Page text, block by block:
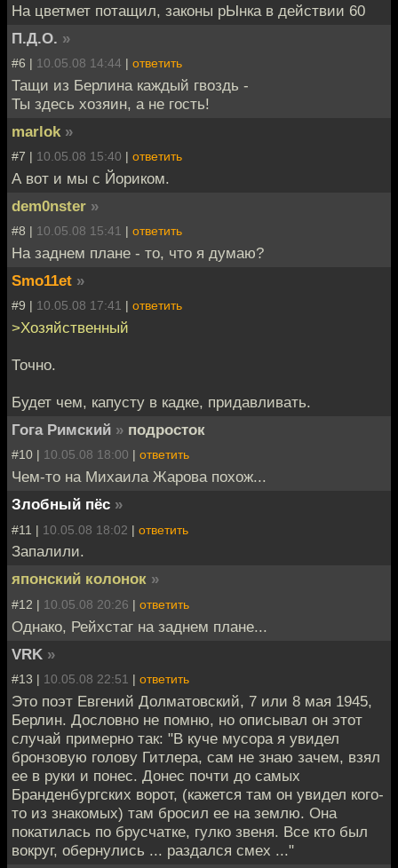
На цветмет потащил, законы рЫнка в действии 60
П.Д.О. »
#6 | 10.05.08 14:44 | ответить
Тащи из Берлина каждый гвоздь -
Ты здесь хозяин, а не гость!
marlok »
#7 | 10.05.08 15:40 | ответить
А вот и мы с Йориком.
dem0nster »
#8 | 10.05.08 15:41 | ответить
На заднем плане - то, что я думаю?
Smo11et »
#9 | 10.05.08 17:41 | ответить
>Хозяйственный
Точно.
Будет чем, капусту в кадке, придавливать.
Гога Римский » подросток
#10 | 10.05.08 18:00 | ответить
Чем-то на Михаила Жарова похож...
Злобный пёс »
#11 | 10.05.08 18:02 | ответить
Запалили.
японский колонок »
#12 | 10.05.08 20:26 | ответить
Однако, Рейхстаг на заднем плане...
VRK »
#13 | 10.05.08 22:51 | ответить
Это поэт Евгений Долматовский, 7 или 8 мая 1945,
Берлин. Дословно не помню, но описывал он этот
случай примерно так: "В куче мусора я увидел
бронзовую голову Гитлера, сам не знаю зачем, взял
ее в руки и понес. Донес почти до самых
Бранденбургских ворот, (кажется там он увидел кого-
то из знакомых) там бросил ее на землю. Она
покатилась по брусчатке, гулко звеня. Все кто был
вокруг, обернулись ... раздался смех ..."